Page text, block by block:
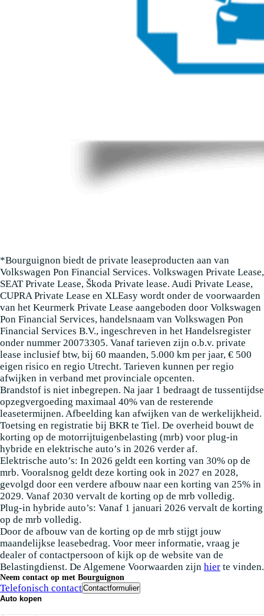
*Bourguignon biedt de private leaseproducten aan van
Volkswagen Pon Financial Services. Volkswagen Private Lease,
SEAT Private Lease, Škoda Private lease. Audi Private Lease,
CUPRA Private Lease en XLEasy wordt onder de voorwaarden
van het Keurmerk Private Lease aangeboden door Volkswagen
Pon Financial Services, handelsnaam van Volkswagen Pon
Financial Services B.V., ingeschreven in het Handelsregister
onder nummer 20073305. Vanaf tarieven zijn o.b.v. private
lease inclusief btw, bij 60 maanden, 5.000 km per jaar, € 500
eigen risico en regio Utrecht. Tarieven kunnen per regio
afwijken in verband met provinciale opcenten.
Brandstof is niet inbegrepen. Na jaar 1 bedraagt de tussentijdse
opzegvergoeding maximaal 40% van de resterende
leasetermijnen. Afbeelding kan afwijken van de werkelijkheid.
Toetsing en registratie bij BKR te Tiel. De overheid bouwt de
korting op de motorrijtuigenbelasting (mrb) voor plug-in
hybride en elektrische auto’s in 2026 verder af.
Elektrische auto’s: In 2026 geldt een korting van 30% op de
mrb. Vooralsnog geldt deze korting ook in 2027 en 2028,
gevolgd door een verdere afbouw naar een korting van 25% in
2029. Vanaf 2030 vervalt de korting op de mrb volledig.
Plug-in hybride auto’s: Vanaf 1 januari 2026 vervalt de korting
op de mrb volledig.
Door de afbouw van de korting op de mrb stijgt jouw
maandelijkse leasebedrag. Voor meer informatie, vraag je
dealer of contactpersoon of kijk op de website van de
Belastingdienst. De Algemene Voorwaarden zijn hier te vinden.
Neem contact op met Bourguignon
Telefonisch contactContactformulier
Auto kopen